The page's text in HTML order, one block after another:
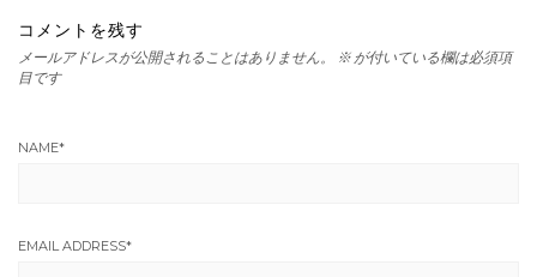
コメントを残す
メールアドレスが公開されることはありません。 ※ が付いている欄は必須項
目です
NAME*
EMAIL ADDRESS*